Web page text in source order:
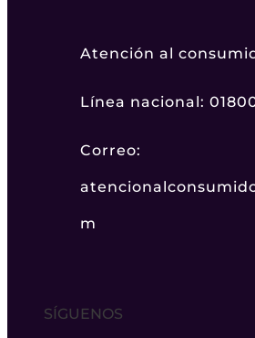
Atención al
Línea nacional:
Correo:
m
SÍGUENOS